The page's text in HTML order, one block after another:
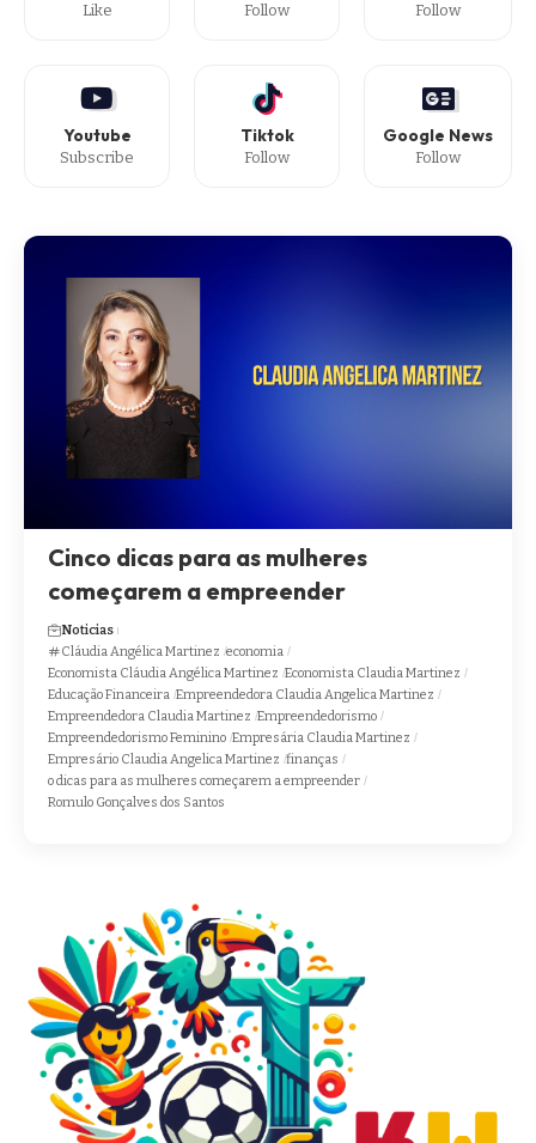
Like Follow Follow
Youtube
Subscribe
Tiktok
Follow
Google News
Follow
Cinco dicas para as mulheres
começarem a empreender
Noticias
Cláudia Angélica Martinez economia
Economista Cláudia Angélica Martinez Economista Claudia Martinez
Educação Financeira Empreendedora Claudia Angelica Martinez
Empreendedora Claudia Martinez Empreendedorismo
Empreendedorismo Feminino Empresária Claudia Martinez
Empresário Claudia Angelica Martinez finanças
o dicas para as mulheres começarem a empreender
Romulo Gonçalves dos Santos